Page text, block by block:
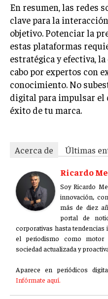
En resumen, las redes
clave para la
objetivo. Potenciar la
estas plataformas
estratégica y efectiva,
cabo por expertos con
conocimiento. No
digital para impulsar el
éxito de tu marca.
Acerca de
Últimas
Ricardo
Soy Ricardo
innovación,
más de diez
portal de
corporativas hasta tendencias
el periodismo como motor
sociedad actualizada y
Aparece en periódicos
Infórmate aquí.